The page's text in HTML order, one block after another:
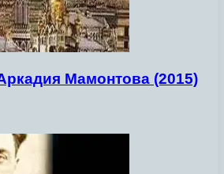
Мамонтова (2015)